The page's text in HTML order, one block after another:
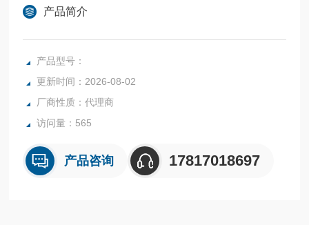
产品简介
产品型号：
更新时间：2026-08-02
厂商性质：代理商
访问量：565
产品咨询 17817018697